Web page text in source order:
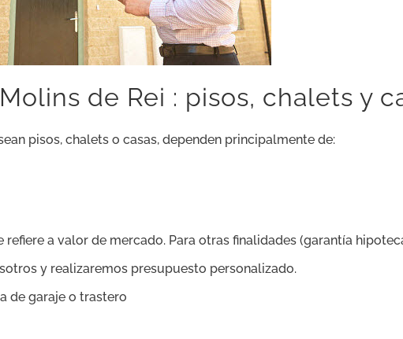
de Rei : pisos, chalets y
pisos, chalets o casas, dependen principalmente de:
a valor de mercado. Para otras finalidades (garantía
y realizaremos presupuesto personalizado.
de garaje o trastero